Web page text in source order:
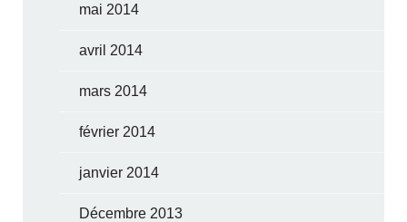
mai 2014
avril 2014
mars 2014
février 2014
janvier 2014
Décembre 2013